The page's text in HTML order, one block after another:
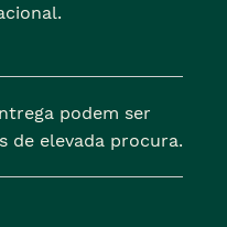
podem ser
de elevada procura.